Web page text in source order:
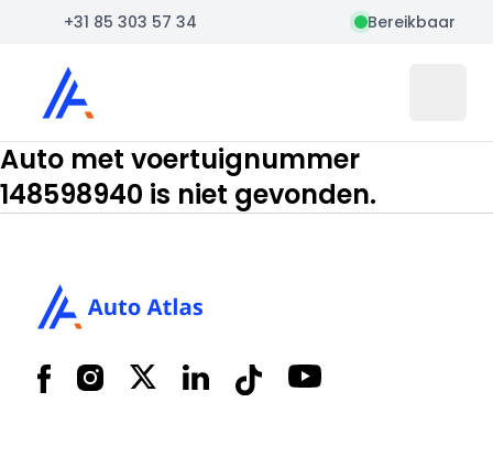
+31 85 303 57 34 Bereikbaar
Auto Atlas
Auto met voertuignummer
148598940 is niet gevonden.
FacebookInstagram
X LinkedInTiktok YouTube